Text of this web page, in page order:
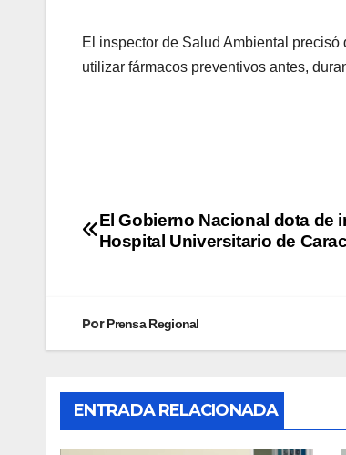
El inspector de Salud Ambiental
utilizar fármacos preventivos antes,
El Gobierno Nacional dota de
Hospital Universitario de
PorPrensa Regional
ENTRADA RELACIONADA